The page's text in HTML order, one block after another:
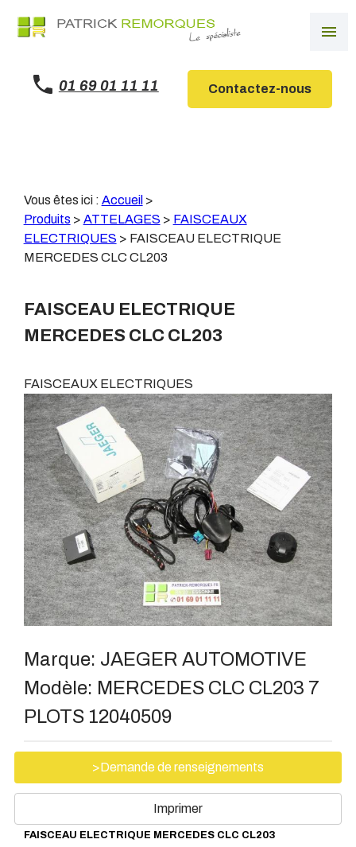
menu
01 69 01 11 11 Contactez-nous
Vous êtes ici : Accueil >
Produits > ATTELAGES > FAISCEAUX
ELECTRIQUES > FAISCEAU ELECTRIQUE
MERCEDES CLC CL203
FAISCEAU ELECTRIQUE
MERCEDES CLC CL203
FAISCEAUX ELECTRIQUES
Marque: JAEGER AUTOMOTIVE
Modèle: MERCEDES CLC CL203 7
PLOTS 12040509
>Demande de renseignements
Imprimer
FAISCEAU ELECTRIQUE MERCEDES CLC CL203